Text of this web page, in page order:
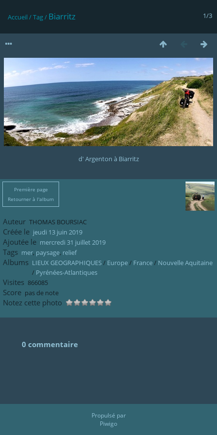
1/3
Accueil /Tag/ Biarritz
d' Argenton à Biarritz
Première page
Retourner à l'album
Auteur THOMAS BOURSIAC
Créée le jeudi 13 juin 2019
Ajoutée le mercredi 31 juillet 2019
Tags mer, paysage, relief
Albums LIEUX GEOGRAPHIQUES/ Europe/ France/ Nouvelle Aquitaine
/ Pyrénées-Atlantiques
Visites 866085
Score pas de note
Notez cette photo
0 commentaire
Propulsé par
Piwigo